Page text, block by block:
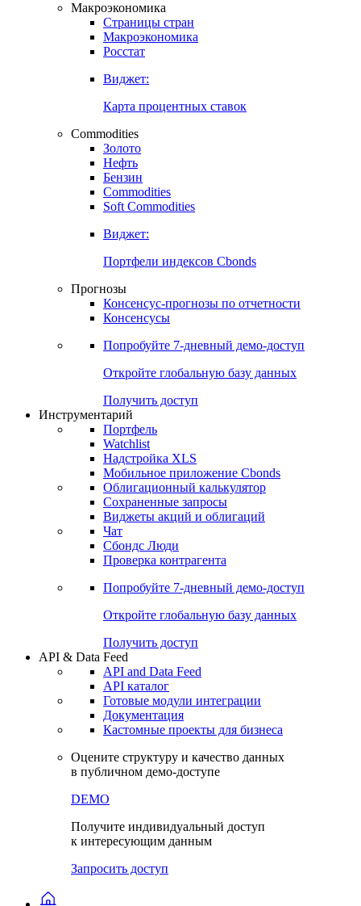
Создать индекс
Возможность создания своего индекса
Страницы стран
Росстат
Виджет:
Карта процентных ставок
Commodities
Золото
Бензин
Soft Commodities
Виджет:
Портфели индексов Cbonds
Прогнозы
Консенсусы
Попробуйте7-дневный
Откройте глобальную базу данных
Получить доступ
Инструментарий
Портфель
Watchlist
Надстройка XLS
Мобильное приложение Cbonds
Облигационный калькулятор
Сохраненные запросы
Чат
Проверка контрагента
Попробуйте7-дневный
Откройте глобальную базу данных
Получить доступ
API & Data Feed
API and Data Feed
Готовые модули интеграции
Документация
в публичном демо-доступе